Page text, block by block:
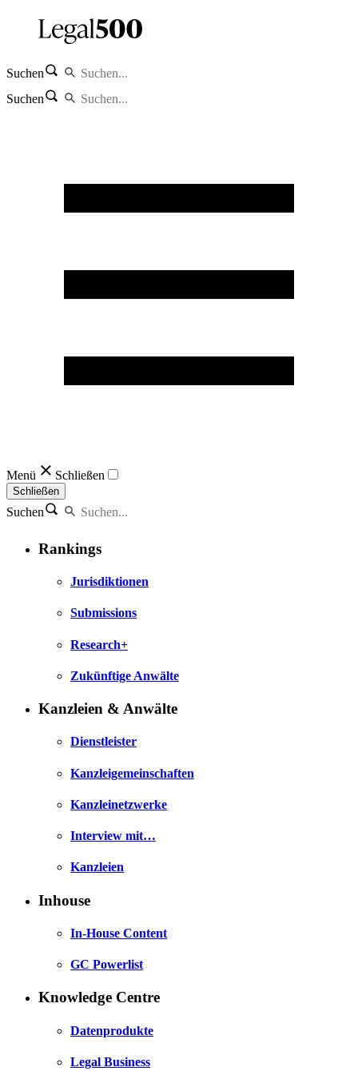
Suchen
Suchen
Menü Schließen
Schließen
Suchen
Rankings
Jurisdiktionen
Submissions
Research+
Zukünftige Anwälte
Kanzleien & Anwälte
Dienstleister
Kanzleigemeinschaften
Kanzleinetzwerke
Interview mit…
Kanzleien
Inhouse
In-House Content
GC Powerlist
Knowledge Centre
Datenprodukte
Legal Business